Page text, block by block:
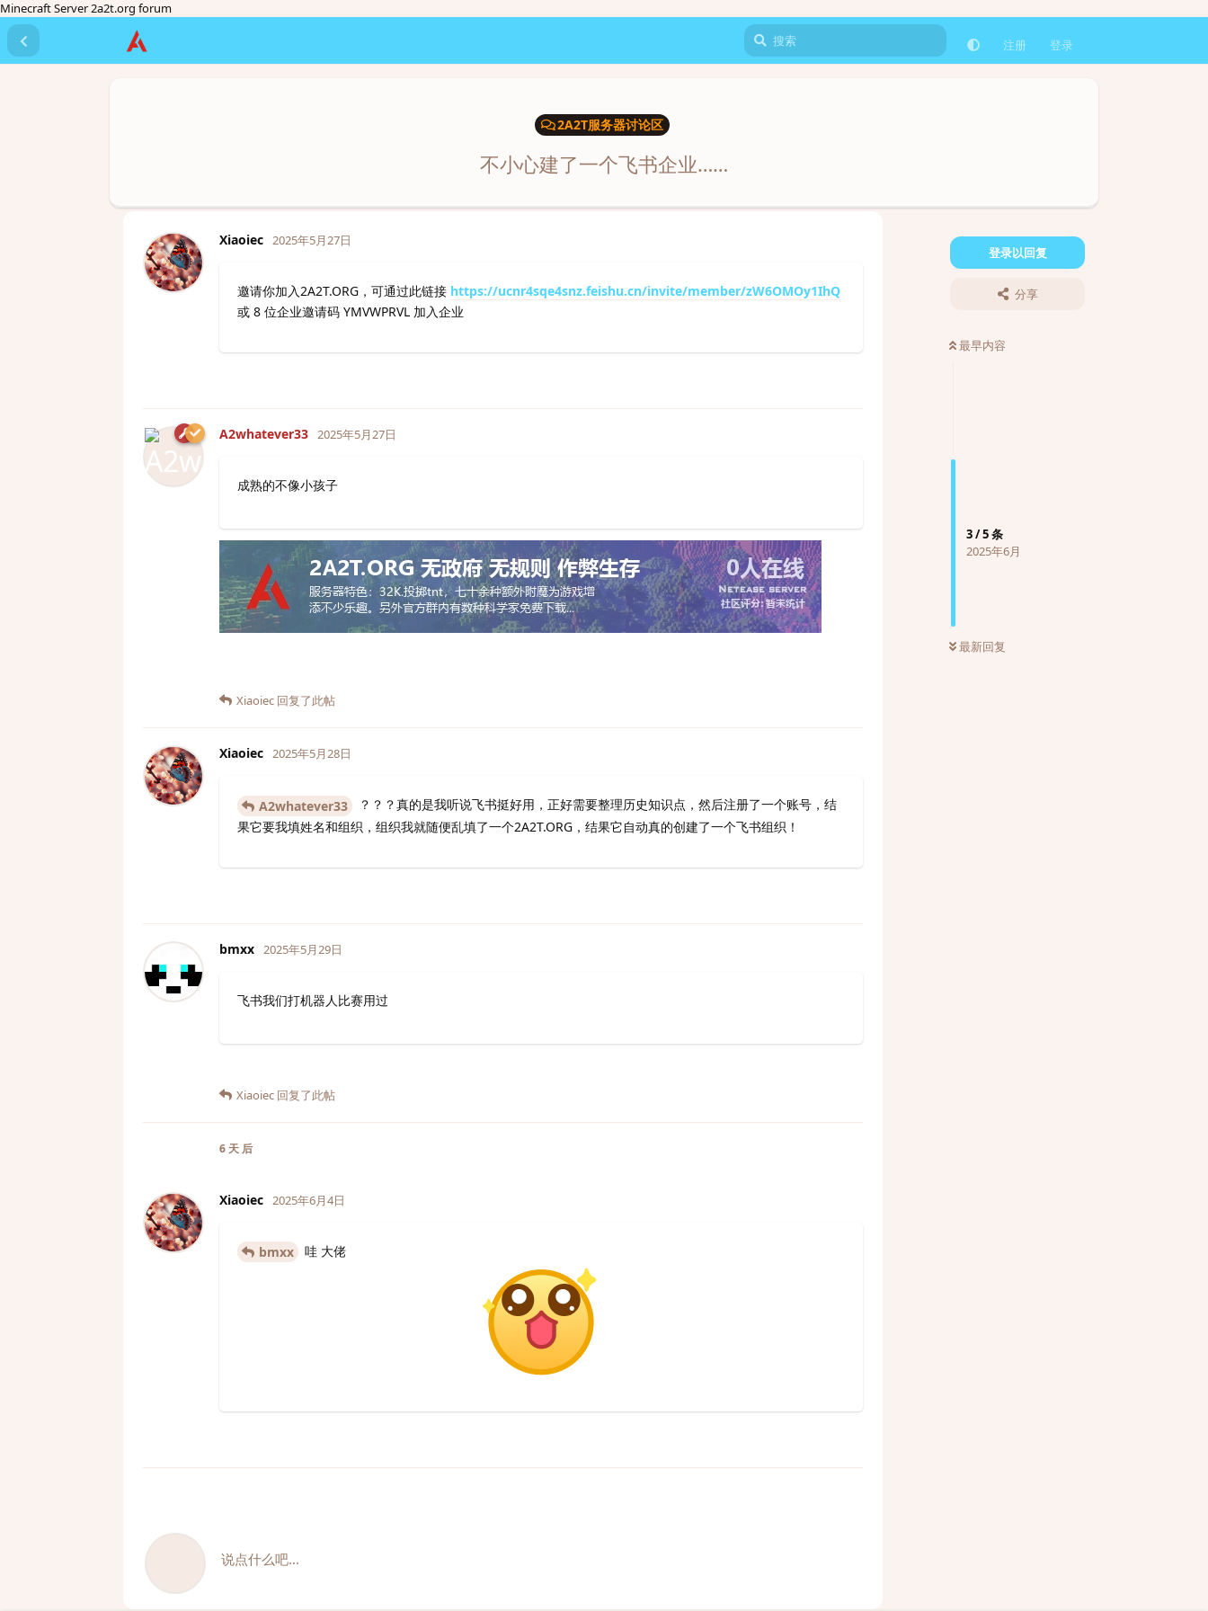
Minecraft Server 2a2t.org forum
注册 登录
2A2T服务器讨论区
不小心建了一个飞书企业……
登录以回复
分享
最早内容
3/5条
2025年6月
最新回复
Xiaoiec 2025年5月27日
邀请你加入2A2T.ORG，可通过此链接 https://ucnr4sqe4snz.feishu.cn/invite/member/zW6OMOy1IhQ
或 8 位企业邀请码 YMVWPRVL 加入企业
A2whatever33 2025年5月27日
成熟的不像小孩子
Xiaoiec 回复了此帖
Xiaoiec 2025年5月28日
A2whatever33
？？？真的是我听说飞书挺好用，正好需要整理历史知识点，然后注册了一个账号，结
果它要我填姓名和组织，组织我就随便乱填了一个2A2T.ORG，结果它自动真的创建了一个飞书组织！
bmxx 2025年5月29日
飞书我们打机器人比赛用过
Xiaoiec 回复了此帖
6 天 后
Xiaoiec 2025年6月4日
bmxx 哇 大佬
说点什么吧...